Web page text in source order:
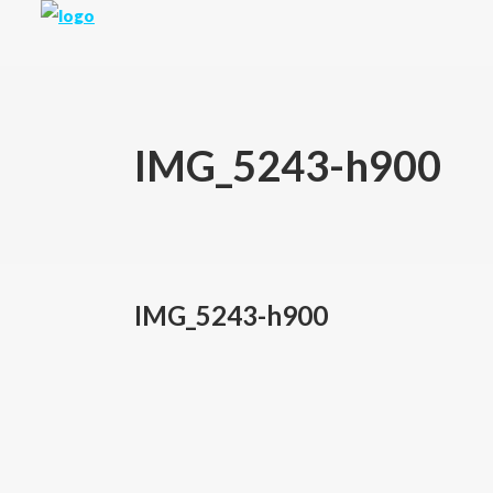
IMG_5243-h900
IMG_5243-h900